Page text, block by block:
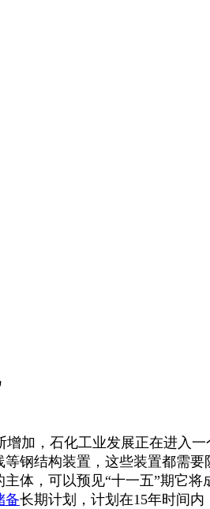
加，石化工业发展正在进入
钢结构装置，这些装置都需
体，可以预见“十一五”期它将
备长期计划，计划在15年时间内